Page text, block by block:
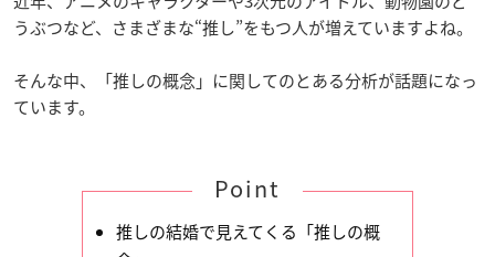
うぶつなど、さまざまな“推し”をもつ人が増えていますよね。
そんな中、「推しの概念」に関してのとある分析が話題になっ
ています。
Point
推しの結婚で見えてくる「推しの概